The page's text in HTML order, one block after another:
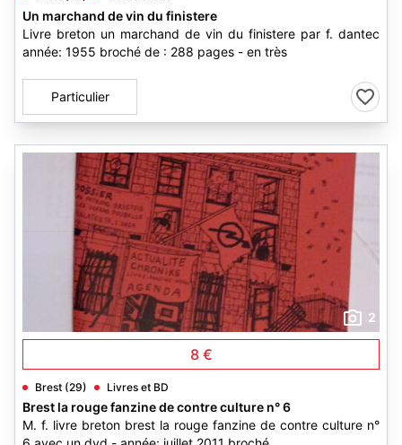
Un marchand de vin du finistere
Livre breton un marchand de vin du finistere par f. dantec
année: 1955 broché de : 288 pages - en très
Particulier
2
8 €
Brest (29) Livres et BD
Brest la rouge fanzine de contre culture n° 6
M. f. livre breton brest la rouge fanzine de contre culture n°